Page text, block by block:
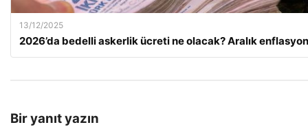
13/12/2025
2026’da bedelli askerlik ücreti ne olacak? Aralık
Bir yanıt yazın